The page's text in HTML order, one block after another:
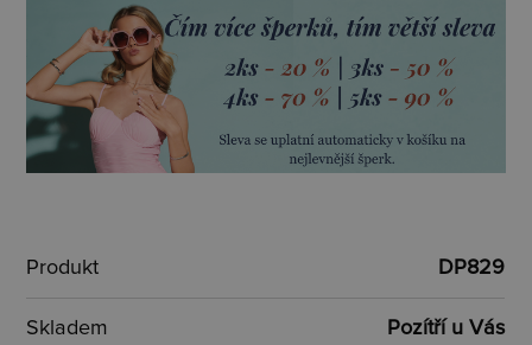
Produkt DP829
Skladem Pozítří u Vás